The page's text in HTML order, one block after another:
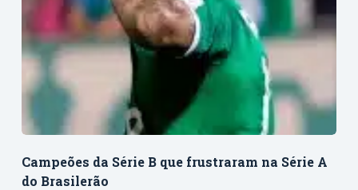
Campeões da Série B que frustraram na Série A
do Brasilerão